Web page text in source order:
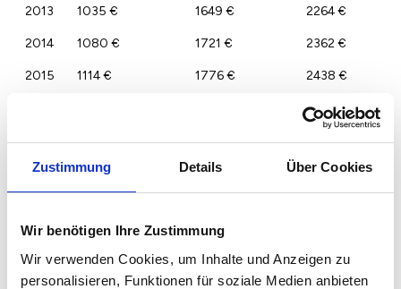
Zustimmung Details Über Cookies
Wir benötigen Ihre Zustimmung
Wir verwenden Cookies, um Inhalte und Anzeigen zu
personalisieren, Funktionen für soziale Medien anbieten
2013 1035 € 1649 € 2264 €
2014 1080 € 1721 € 2362 €
2015 1114 € 1776 € 2438 €
2534 €
2017 1259 € 2007 € 2754 €
2018 1406 € 2241 € 3076 €
2020 1525 € 2431 €
2021 1599 € 2549 € 3499 €